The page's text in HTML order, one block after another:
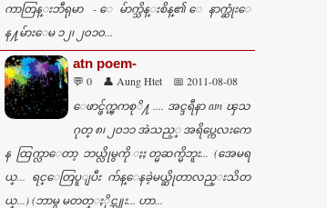
ကာတြန္းဘီရုမာ - ေမ်ာက္သိန္းစိန္၏ ေနာက္ဆုံးေ
န႔မ်ားေမ ၁၂၊ ၂၀၁၀...
atn poem-
💬 0 👤 Aung Htet
📅 2011-08-08
ေဖာင္ဖ်က္ၾကစုိ႔ .... အင္ဒရီနာ atn ၾသ
ဂုတ္ ၈၊ ၂၀၁၁ အဲသည့္ အရိပ္ကေလးကေ
န ထြက္လာေတာ့ ဘယ္လိုမွကို ႏႈတ္မဆက္မိဘူး... (အေမရ
ယ္... ရင္ေတြပူျပီး က်န္ေနခဲ့မယ္ဆိုတာလည္းသိတ
ယ္...) (ဘာမွ မတတ္ႏိုင္ဘူး... ဟာ...